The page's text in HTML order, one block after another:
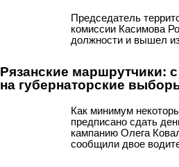
Председатель
комиссии Касимова
должности и вышел
Рязанские маршрутчики:
на губернаторские
Как минимум
предписано сдать
кампанию Олега
сообщили двое